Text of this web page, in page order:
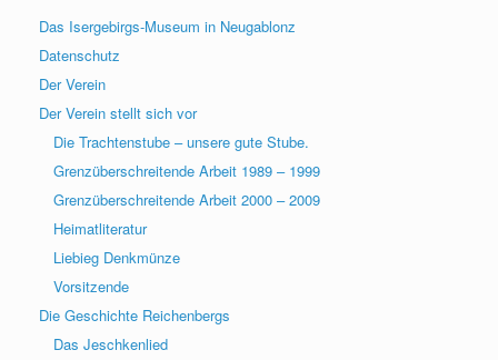
Das Isergebirgs-Museum in Neugablonz
Datenschutz
Der Verein
Der Verein stellt sich vor
Die Trachtenstube – unsere gute Stube.
Grenzüberschreitende Arbeit 1989 – 1999
Grenzüberschreitende Arbeit 2000 – 2009
Heimatliteratur
Liebieg Denkmünze
Vorsitzende
Die Geschichte Reichenbergs
Das Jeschkenlied